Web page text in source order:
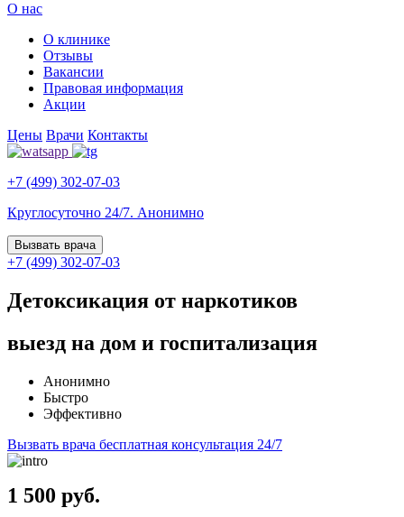
О нас
О клинике
Отзывы
Вакансии
Правовая информация
Акции
Цены Врачи Контакты
+7 (499) 302-07-03
Круглосуточно 24/7. Анонимно
Вызвать врача
+7 (499) 302-07-03
Детоксикация от наркотиков
выезд на дом и госпитализация
Анонимно
Быстро
Эффективно
Вызвать врача бесплатная консультация 24/7
1 500 руб.